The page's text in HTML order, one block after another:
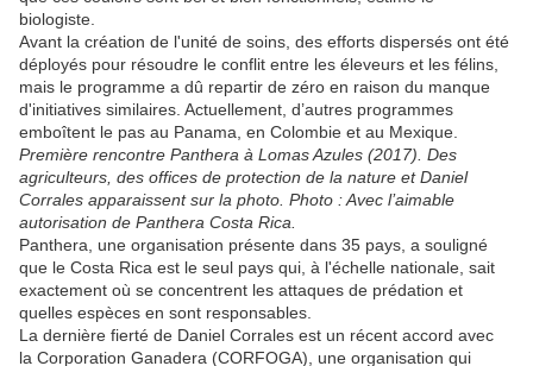
biologiste.
Avant la création de l'unité de soins, des efforts dispersés ont été
déployés pour résoudre le conflit entre les éleveurs et les félins,
mais le programme a dû repartir de zéro en raison du manque
d'initiatives similaires. Actuellement, d’autres programmes
emboîtent le pas au Panama, en Colombie et au Mexique.
Première rencontre Panthera à Lomas Azules (2017). Des
agriculteurs, des offices de protection de la nature et Daniel
Corrales apparaissent sur la photo. Photo : Avec l’aimable
autorisation de Panthera Costa Rica.
Panthera, une organisation présente dans 35 pays, a souligné
que le Costa Rica est le seul pays qui, à l'échelle nationale, sait
exactement où se concentrent les attaques de prédation et
quelles espèces en sont responsables.
La dernière fierté de Daniel Corrales est un récent accord avec
la Corporation Ganadera (CORFOGA), une organisation qui